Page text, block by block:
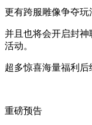
更有跨服雕像争夺玩
并且也将会开启封神
活动。
超多惊喜海量福利后
重磅预告